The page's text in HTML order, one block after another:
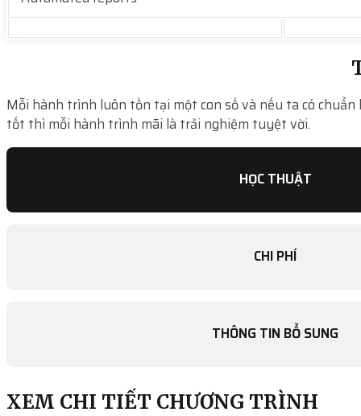
Mỗi hành trình luôn tồn tại một con số và nếu ta có chuẩn
tốt thì mỗi hành trình mãi là trải nghiệm tuyệt vời.
HỌC THUẬT
CHI PHÍ
THÔNG TIN BỔ SUNG
XEM CHI TIẾT CHƯƠNG TRÌNH